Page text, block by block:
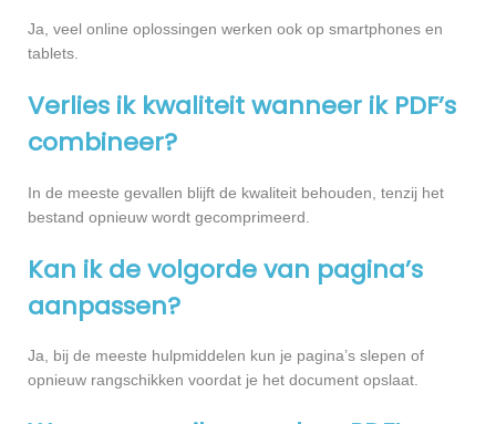
Ja, veel online oplossingen werken ook op smartphones en
tablets.
Verlies ik kwaliteit wanneer ik PDF’s
combineer?
In de meeste gevallen blijft de kwaliteit behouden, tenzij het
bestand opnieuw wordt gecomprimeerd.
Kan ik de volgorde van pagina’s
aanpassen?
Ja, bij de meeste hulpmiddelen kun je pagina’s slepen of
opnieuw rangschikken voordat je het document opslaat.